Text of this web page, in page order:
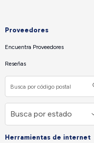
Proveedores
Encuentra Proveedores
Reseñas
Herramientas de internet